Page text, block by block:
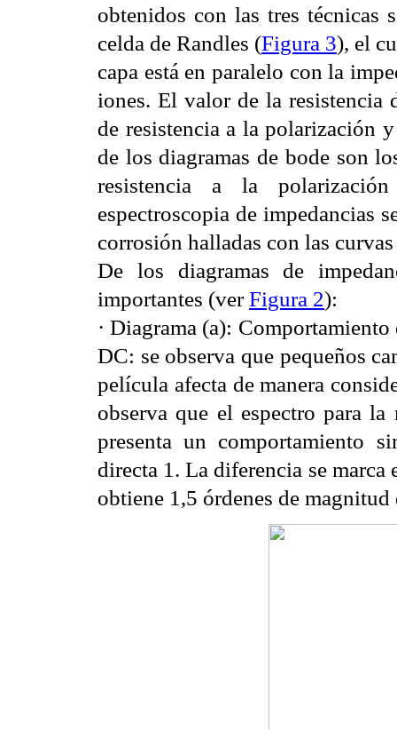
obtenidos con las tres técnicas
celda de Randles (Figura 3), el
capa está en paralelo con la
iones. El valor de la resistencia
de resistencia a la polarización
de los diagramas de bode son
resistencia a la
espectroscopia de impedancias
corrosión halladas con las
De los diagramas de
importantes (verFigura 2):
· Diagrama (a):
DC: se observa que pequeños
película afecta de manera
observa que el espectro para
presenta un comportamiento
directa 1. La diferencia se
obtiene 1,5 órdenes de